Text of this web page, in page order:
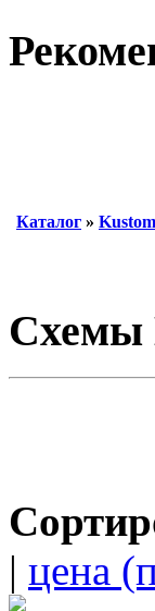
Каталог »
| цена